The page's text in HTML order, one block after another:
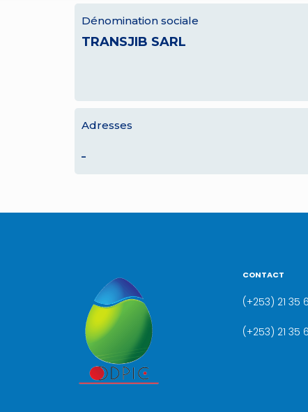
Dénomination sociale
TRANSJIB SARL
Adresses
–
CONTACT
(+253) 21 35
(+253) 21 35